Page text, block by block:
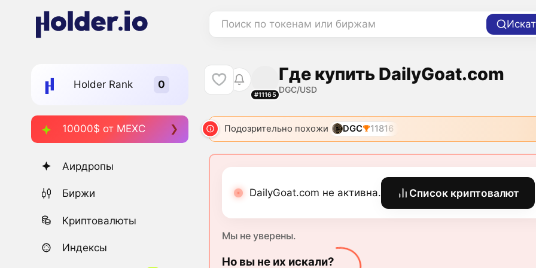
Поиск по токенам или биржам
Holder Rank
10000$ от MEXC
Аирдропы
Биржи
Криптовалюты
Индексы
#11165
Где купить DailyGoat.com
DGC/USD
Подозрительно похожи DGC 11816
DailyGoat.com не активна. Список криптовалют
Мы не уверены.
Но вы не их искали?